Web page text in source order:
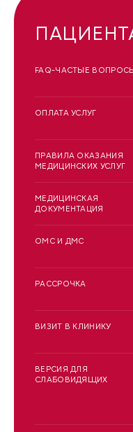
FAQ-ЧАСТЫЕ
ОПЛАТА УСЛУГ
ПРАВИЛА ОКАЗАНИЯ
МЕДИЦИНСКИХ УСЛУГ
МЕДИЦИНСКАЯ
ДОКУМЕНТАЦИЯ
ОМС И ДМС
РАССРОЧКА
ВИЗИТ В КЛИНИКУ
ВЕРСИЯ ДЛЯ
СЛАБОВИДЯЩИХ